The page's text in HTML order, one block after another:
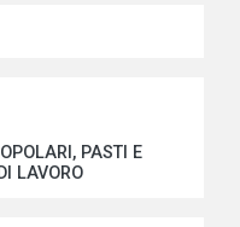
PASTI E
LAVORO